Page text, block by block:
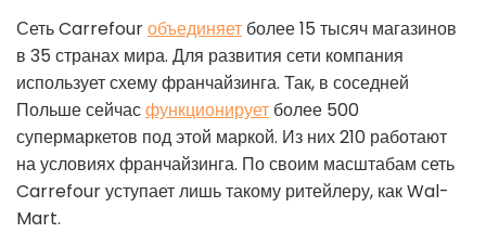
Сеть Carrefourобъединяет более 15 тысяч магазинов
в 35 странах мира. Для развития сети компания
использует схему франчайзинга. Так, в соседней
Польше сейчасфункционирует более 500
супермаркетов под этой маркой. Из них 210 работают
на условиях франчайзинга. По своим масштабам сеть
Carrefour уступает лишь такому ритейлеру, как Wal-
Mart.